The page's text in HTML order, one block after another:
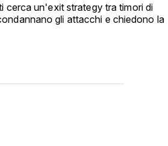
cerca un'exit strategy tra timori di
gli attacchi e chiedono la